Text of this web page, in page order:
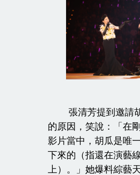
張清芳提到邀請
的原因，笑說：「在
影片當中，胡瓜是唯
下來的（指還在演藝線
上）。」她爆料綜藝